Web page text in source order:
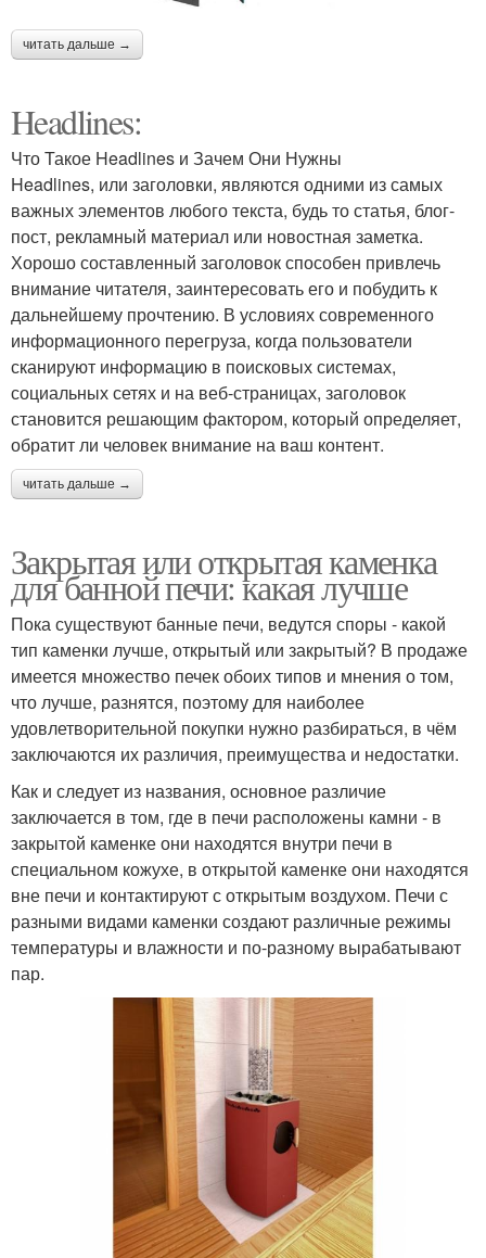
читать дальше →
Headlines:
Что Такое Headlines и Зачем Они Нужны
Headlines, или заголовки, являются одними из самых
важных элементов любого текста, будь то статья, блог-
пост, рекламный материал или новостная заметка.
Хорошо составленный заголовок способен привлечь
внимание читателя, заинтересовать его и побудить к
дальнейшему прочтению. В условиях современного
информационного перегруза, когда пользователи
сканируют информацию в поисковых системах,
социальных сетях и на веб-страницах, заголовок
становится решающим фактором, который определяет,
обратит ли человек внимание на ваш контент.
читать дальше →
Закрытая или открытая каменка
для банной печи: какая лучше
Пока существуют банные печи, ведутся споры - какой
тип каменки лучше, открытый или закрытый? В продаже
имеется множество печек обоих типов и мнения о том,
что лучше, разнятся, поэтому для наиболее
удовлетворительной покупки нужно разбираться, в чём
заключаются их различия, преимущества и недостатки.
Как и следует из названия, основное различие
заключается в том, где в печи расположены камни - в
закрытой каменке они находятся внутри печи в
специальном кожухе, в открытой каменке они находятся
вне печи и контактируют с открытым воздухом. Печи с
разными видами каменки создают различные режимы
температуры и влажности и по-разному вырабатывают
пар.